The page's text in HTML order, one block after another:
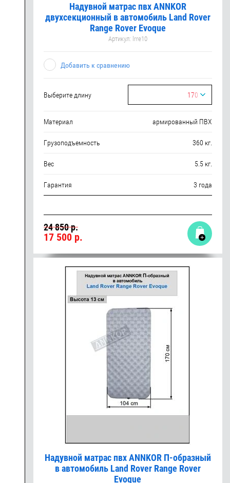
Надувной матрас пвх ANNKOR
двухсекционный в автомобиль Land Rover
Range Rover Evoque
Артикул: lrre10
Добавить к сравнению
Выберите длину 170
Материал армированный ПВХ
Грузоподъемность 360 кг.
Вес 5.5 кг.
Гарантия 3 года
24 850 р.
17 500р.
Надувной матрас пвх ANNKOR П-образный
в автомобиль Land Rover Range Rover
Evoque